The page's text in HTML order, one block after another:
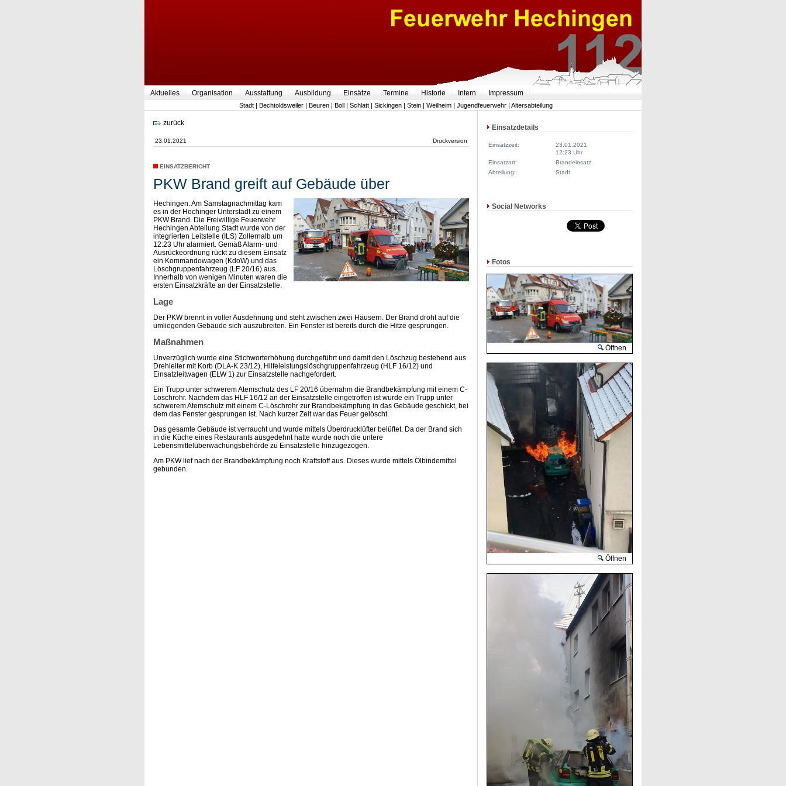
Aktuelles Organisation Ausstattung Ausbildung Einsätze Termine Historie Intern Impressum
Stadt | Bechtoldsweiler | Beuren | Boll | Schlatt | Sickingen | Stein | Weilheim | Jugendfeuerwehr | Altersabteilung
zurück
23.01.2021 Druckversion
EINSATZBERICHT
PKW Brand greift auf Gebäude über
Hechingen. Am Samstagnachmittag kam
es in der Hechinger Unterstadt zu einem
PKW Brand. Die Freiwillige Feuerwehr
Hechingen Abteilung Stadt wurde von der
integrierten Leitstelle (ILS) Zollernalb um
12:23 Uhr alarmiert. Gemäß Alarm- und
Ausrückeordnung rückt zu diesem Einsatz
ein Kommandowagen (KdoW) und das
Löschgruppenfahrzeug (LF 20/16) aus.
Innerhalb von wenigen Minuten waren die
ersten Einsatzkräfte an der Einsatzstelle.
Lage
Der PKW brennt in voller Ausdehnung und steht zwischen zwei Häusern. Der Brand droht auf die
umliegenden Gebäude sich auszubreiten. Ein Fenster ist bereits durch die Hitze gesprungen.
Maßnahmen
Unverzüglich wurde eine Stichworterhöhung durchgeführt und damit den Löschzug bestehend aus
Drehleiter mit Korb (DLA-K 23/12), Hilfeleistungslöschgruppenfahrzeug (HLF 16/12) und
Einsatzleitwagen (ELW 1) zur Einsatzstelle nachgefordert.
Ein Trupp unter schwerem Atemschutz des LF 20/16 übernahm die Brandbekämpfung mit einem C-
Löschrohr. Nachdem das HLF 16/12 an der Einsatzstelle eingetroffen ist wurde ein Trupp unter
schwerem Atemschutz mit einem C-Löschrohr zur Brandbekämpfung in das Gebäude geschickt, bei
dem das Fenster gesprungen ist. Nach kurzer Zeit war das Feuer gelöscht.
Das gesamte Gebäude ist verraucht und wurde mittels Überdrucklüfter belüftet. Da der Brand sich
in die Küche eines Restaurants ausgedehnt hatte wurde noch die untere
Lebensmittelüberwachungsbehörde zu Einsatzstelle hinzugezogen.
Am PKW lief nach der Brandbekämpfung noch Kraftstoff aus. Dieses wurde mittels Ölbindemittel
gebunden.
Einsatzdetails
Einsatzzeit:
23.01.2021
12:23 Uhr
Einsatzart:
Brandeinsatz
Abteilung:
Stadt
Social Networks
Fotos
Öffnen
Öffnen